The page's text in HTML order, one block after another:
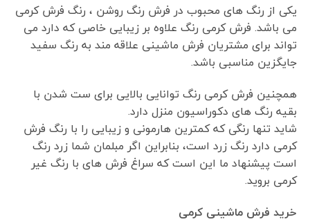
یکی از رنگ های محبوب در فرش رنگ روشن ، رنگ فرش کرمی
می باشد. فرش کرمی رنگ علاوه بر زیبایی خاصی که دارد می
تواند برای مشتریان فرش ماشینی علاقه مند به رنگ سفید
جایگزین مناسبی باشد.
همچنین فرش کرمی رنگ توانایی بالایی برای ست شدن با
بقیه رنگ های دکوراسیون منزل دارد.
شاید تنها رنگی که کمترین هارمونی و زیبایی را با رنگ فرش
کرمی دارد رنگ زرد است، بنابراین اگر مبلمان شما زرد رنگ
است پیشنهاد ما این است که سراغ فرش های با رنگ غیر
کرمی بروید.
خرید فرش ماشینی کرمی